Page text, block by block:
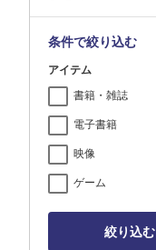
条件で絞り込む
アイテム
書籍・雑誌
電子書籍
映像
ゲーム
絞り込む